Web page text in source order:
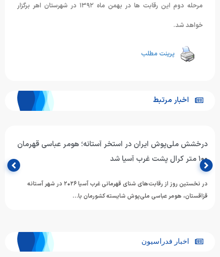
مرحله دوم این رقابت ها در بهمن ماه ۱۳۹۲ در شهرستان اهر برگزار
خواهد شد.
پرینت مطلب
اخبار مرتبط
درخشش ملی‌پوش ایران در استخر آستانه؛ هومر عباسی قهرمان
۱۰۰ متر کرال پشت غرب آسیا شد
در نخستین روز از رقابت‌های شنای قهرمانی غرب آسیا ۲۰۲۶ در شهر آستانه
قزاقستان، هومر عباسی ملی‌پوش شایسته کشورمان با…
اخبار فدراسیون